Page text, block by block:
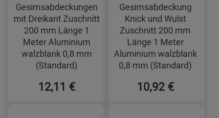
Gesimsabdeckungen
mit Dreikant Zuschnitt
200 mm Länge 1
Meter Aluminium
walzblank 0,8 mm
(Standard)
12,11 €
Gesimsabdeckung
Knick und Wulst
Zuschnitt 200 mm
Länge 1 Meter
Aluminium walzblank
0,8 mm (Standard)
10,92 €